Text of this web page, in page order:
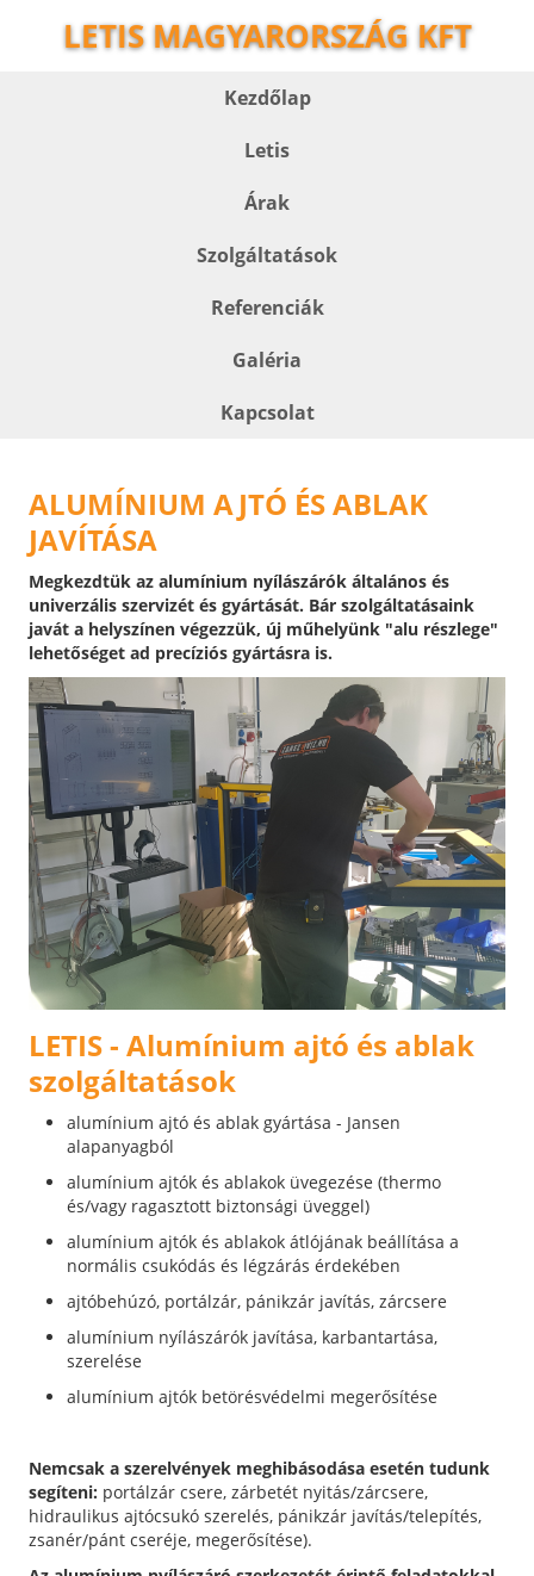
LETIS MAGYARORSZÁG KFT
Kezdőlap
Letis
Árak
Szolgáltatások
Referenciák
Galéria
Kapcsolat
ALUMÍNIUM AJTÓ ÉS ABLAK
JAVÍTÁSA
Megkezdtük az alumínium nyílászárók általános és
univerzális szervizét és gyártását. Bár szolgáltatásaink
javát a helyszínen végezzük, új műhelyünk "alu részlege"
lehetőséget ad precíziós gyártásra is.
LETIS - Alumínium ajtó és ablak
szolgáltatások
alumínium ajtó és ablak gyártása - Jansen
alapanyagból
alumínium ajtók és ablakok üvegezése (thermo
és/vagy ragasztott biztonsági üveggel)
alumínium ajtók és ablakok átlójának beállítása a
normális csukódás és légzárás érdekében
ajtóbehúzó, portálzár, pánikzár javítás, zárcsere
alumínium nyílászárók javítása, karbantartása,
szerelése
alumínium ajtók betörésvédelmi megerősítése
Nemcsak a szerelvények meghibásodása esetén tudunk
segíteni: portálzár csere, zárbetét nyitás/zárcsere,
hidraulikus ajtócsukó szerelés, pánikzár javítás/telepítés,
zsanér/pánt cseréje, megerősítése).